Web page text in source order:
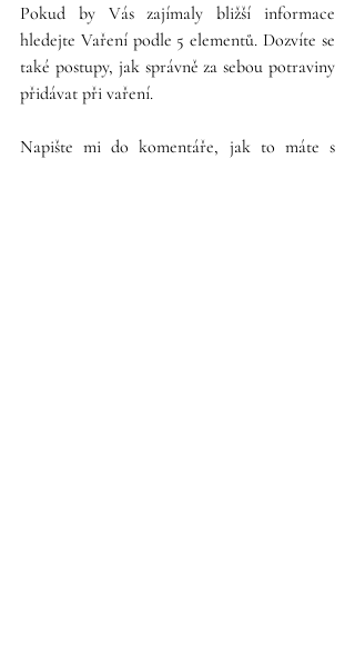
Pokud by Vás zajímaly bližší informace
hledejte Vaření podle 5 elementů. Dozvíte se
také postupy, jak správně za sebou potraviny
přidávat při vaření.
Napište mi do komentáře, jak to máte s